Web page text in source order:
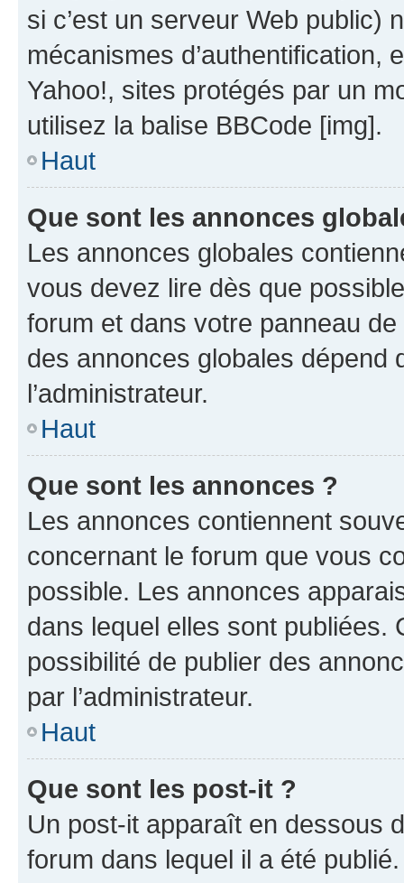
si c’est un serveur Web public)
mécanismes d’authentification,
Yahoo!, sites protégés par un
utilisez la balise BBCode [img].
Haut
Que sont les annonces
Les annonces globales
vous devez lire dès que
forum et dans votre panneau
des annonces globales dépend
l’administrateur.
Haut
Que sont les annonces ?
Les annonces contiennent
concernant le forum que vous
possible. Les annonces
dans lequel elles sont publiées.
possibilité de publier des
par l’administrateur.
Haut
Que sont les post-it ?
Un post-it apparaît en dessous
forum dans lequel il a été